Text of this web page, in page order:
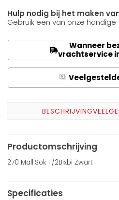
Hulp nodig bij het maken
Gebruik een van onze handige
Wanneer
vrachtservice
Q
BESCHRIJVING
Productomschrijving
270 Mall.Sok 11/2Bixbi Zwart
Specificaties